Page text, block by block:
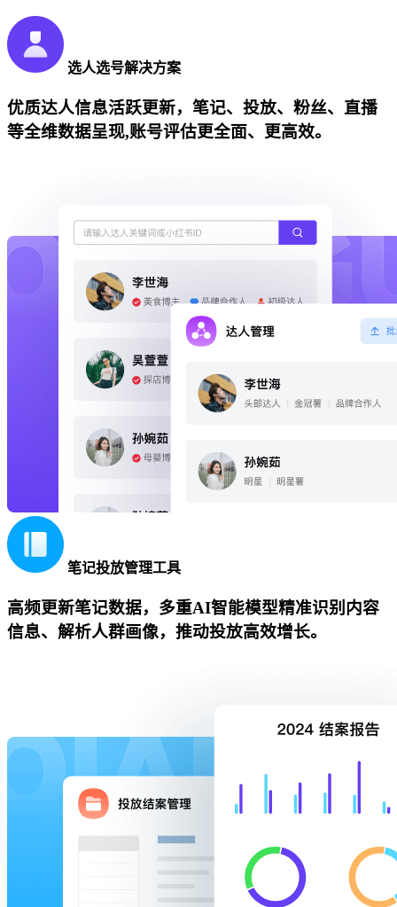
选人选号解决方案
优质达人信息活跃更新，笔记、投放、粉丝、直播
等全维数据呈现,账号评估更全面、更高效。
笔记投放管理工具
高频更新笔记数据，多重AI智能模型精准识别内容
信息、解析人群画像，推动投放高效增长。